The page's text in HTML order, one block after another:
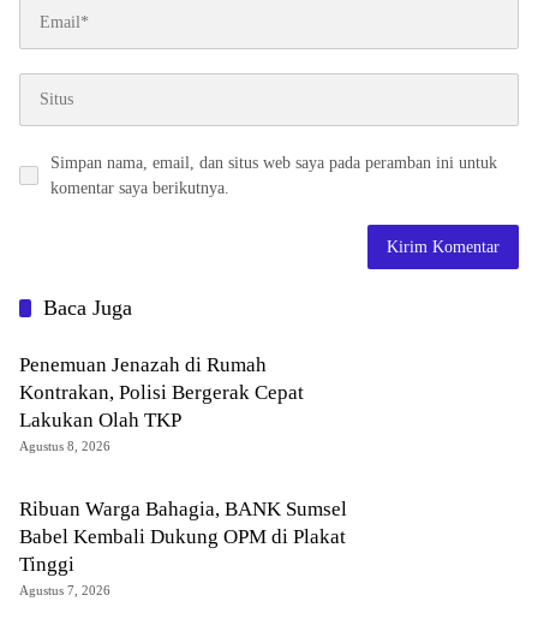
Simpan nama, email, dan situs web saya pada peramban ini untuk
komentar saya berikutnya.
Baca Juga
Penemuan Jenazah di Rumah
Kontrakan, Polisi Bergerak Cepat
Lakukan Olah TKP
Agustus 8, 2026
Ribuan Warga Bahagia, BANK Sumsel
Babel Kembali Dukung OPM di Plakat
Tinggi
Agustus 7, 2026